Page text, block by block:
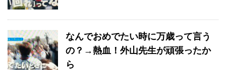
なんでおめでたい時に万歳って言う
の？→熱血！外山先生が頑張ったか
ら